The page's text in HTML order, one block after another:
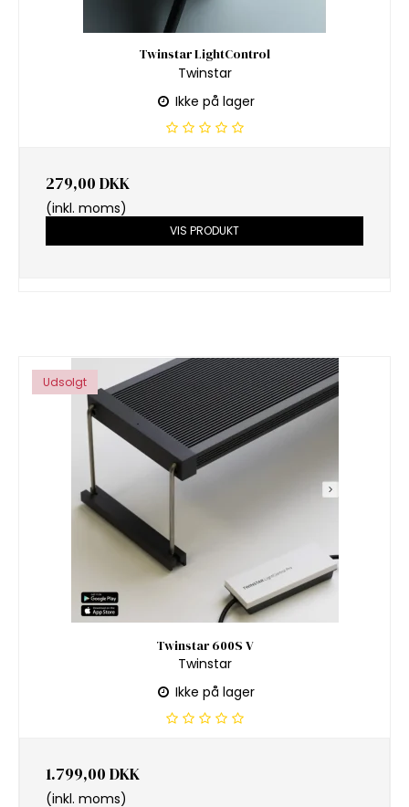
Twinstar LightControl
Twinstar
Ikke på lager
279,00 DKK
(inkl. moms)
VIS PRODUKT
Udsolgt
Twinstar 600S V
Twinstar
Ikke på lager
1.799,00 DKK
(inkl. moms)